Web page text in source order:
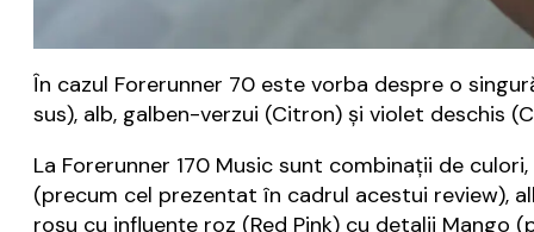
În cazul Forerunner 70 este vorba despre o
sus), alb, galben-verzui (Citron) și violet deschis
La Forerunner 170 Music sunt combinații de
(precum cel prezentat în cadrul acestui review),
roșu cu influențe roz (Red Pink) cu detalii Mango